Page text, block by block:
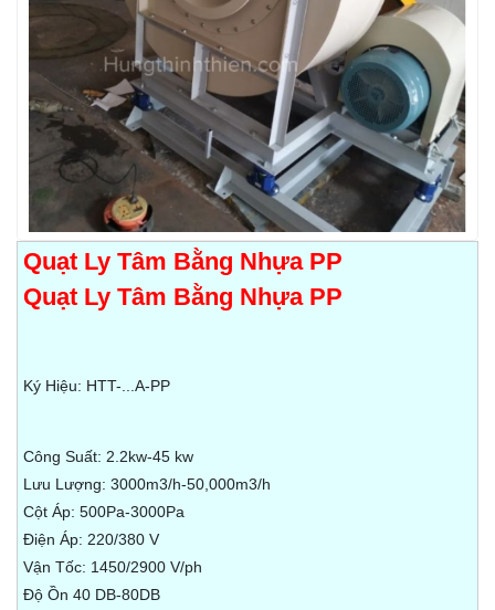
TIN TỨC
TUYỂN DỤNG
LIÊN HỆ
Quạt Ly Tâm Bằng Nhựa PP
Quạt Ly Tâm Bằng Nhựa PP
Ký Hiệu: HTT-...A-PP
Công Suất: 2.2kw-45 kw
Lưu Lượng: 3000m3/h-50,000m3/h
Cột Áp: 500Pa-3000Pa
Điện Áp: 220/380 V
Vận Tốc: 1450/2900 V/ph
Độ Ồn 40 DB-80DB